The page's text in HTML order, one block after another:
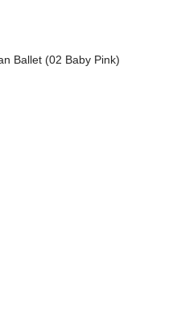
Ballet (02 Baby Pink)